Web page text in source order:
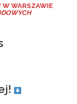
W WARSZAWIE